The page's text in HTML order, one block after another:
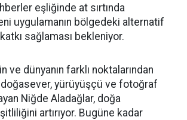
eşliğinde at sırtında
uygulamanın bölgedeki alternatif
sağlaması bekleniyor.
ve dünyanın farklı noktalarından
doğasever, yürüyüşçü ve fotoğraf
Niğde Aladağlar, doğa
artırıyor. Bugüne kadar